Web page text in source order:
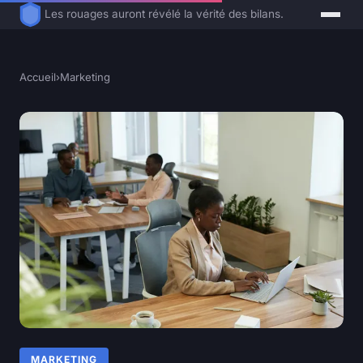
Les rouages auront révélé la vérité des bilans.
Accueil›Marketing
MARKETING